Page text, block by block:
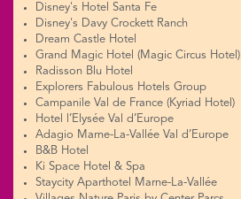
Disney's Hotel Santa Fe
Disney's Davy Crockett Ranch
Dream Castle Hotel
Grand Magic Hotel (Magic Circus Hotel)
Radisson Blu Hotel
Explorers Fabulous Hotels Group
Campanile Val de France (Kyriad Hotel)
Hotel l’Elysée Val d’Europe
Adagio Marne-La-Vallée Val d’Europe
B&B Hotel
Ki Space Hotel & Spa
Staycity Aparthotel Marne-La-Vallée